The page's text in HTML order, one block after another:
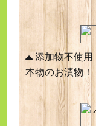
添加物不使用
本物のお漬物！